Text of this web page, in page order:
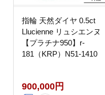
指輪 天然ダイヤ 0.5ct
Llucienne リュシエンヌ
【プラチナ950】r-
181（KRP）N51-1410
900,000円